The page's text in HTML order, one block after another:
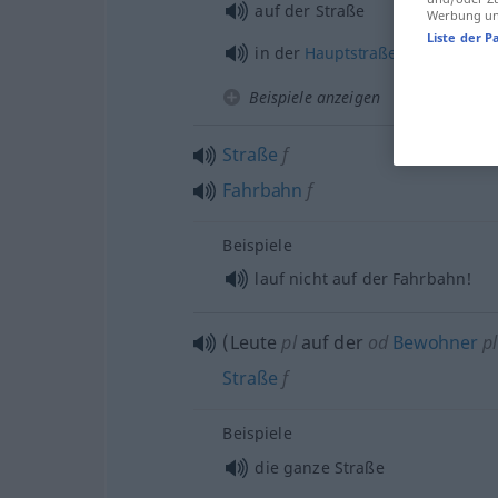
auf der Straße
in der Hauptstraße
Beispiele anzeigen
Straße f
Fahrbahn f
Beispiele
lauf nicht auf der Fahrbahn!
(Leute plauf der od Bewohner pl
Straße f
Beispiele
die ganze Straße
Werbung
Liste der